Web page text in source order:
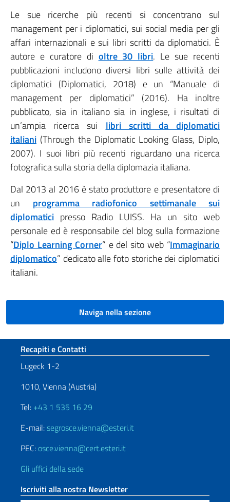
Le sue ricerche più recenti si concentrano sul
management per i diplomatici, sui social media per gli
affari internazionali e sui libri scritti da diplomatici. È
autore e curatore di oltre 30 libri. Le sue recenti
pubblicazioni includono diversi libri sulle attività dei
diplomatici (Diplomatici, 2018) e un “Manuale di
management per diplomatici” (2016). Ha inoltre
pubblicato, sia in italiano sia in inglese, i risultati di
un’ampia ricerca sui libri scritti da diplomatici
italiani (Through the Diplomatic Looking Glass, Diplo,
2007). I suoi libri più recenti riguardano una ricerca
fotografica sulla storia della diplomazia italiana.
Dal 2013 al 2016 è stato produttore e presentatore di
un programma radiofonico settimanale sui
diplomatici presso Radio LUISS. Ha un sito web
personale ed è responsabile del blog sulla formazione
“Diplo Learning Corner” e del sito web “Immaginario
diplomatico” dedicato alle foto storiche dei diplomatici
italiani.
Naviga nella sezione
Sezione footer
Recapiti e Contatti
Lugeck 1-2
1010, Vienna (Austria)
Tel: +43 1 535 16 29
E-mail:segrosce.vienna@esteri.it
PEC: osce.vienna@cert.esteri.it
Gli uffici della sede
Iscriviti alla nostra Newsletter